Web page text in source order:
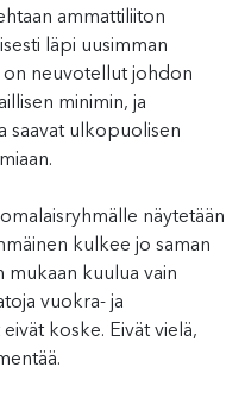
ammattiliiton
läpi uusimman
neuvotellut johdon
minimin, ja
saavat ulkopuolisen
näytetään
kulkee jo saman
mukaan kuulua vain
vuokra- ja
koske. Eivät vielä,